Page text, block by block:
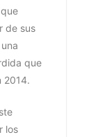
de sus
que
2014.
los